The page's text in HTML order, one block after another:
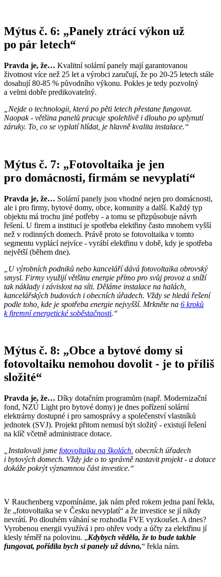
Mýtus č. 6: „Panely ztrácí výkon už
po pár letech“
Pravda je, že… Kvalitní solární panely mají garantovanou
životnost více než 25 let a výrobci zaručují, že po 20-25 letech stále
dosahují 80-85 % původního výkonu. Pokles je tedy pozvolný
a velmi dobře predikovatelný.
„Nejde o technologii, která po pěti letech přestane fungovat.
Naopak - většina panelů pracuje spolehlivě i dlouho po uplynutí
záruky. To, co se vyplatí hlídat, je hlavně kvalita instalace.“
Mýtus č. 7: „Fotovoltaika je jen
pro domácnosti, firmám se nevyplatí“
Pravda je, že… Solární panely jsou vhodné nejen pro domácnosti,
ale i pro firmy, bytové domy, obce, komunity a další. Každý typ
objektu má trochu jiné potřeby - a tomu se přizpůsobuje návrh
řešení. U firem a institucí je spotřeba elektřiny často mnohem vyšší
než v rodinných domech. Právě proto se fotovoltaika v tomto
segmentu vyplácí nejvíce - vyrábí elektřinu v době, kdy je spotřeba
největší (během dne).
„U výrobních podniků nebo kanceláří dává fotovoltaika obrovský
smysl. Firmy využijí většinu energie přímo pro svůj provoz a sníží
tak náklady i závislost na síti. Děláme instalace na halách,
kancelářských budovách i obecních úřadech. Vždy se hledá řešení
podle toho, kde je spotřeba energie nejvyšší. Mrkněte na 6 kroků
k firemní energetické soběstačnosti.“
Mýtus č. 8: „Obce a bytové domy si
fotovoltaiku nemohou dovolit - je to příliš
složité“
Pravda je, že… Díky dotačním programům (např. Modernizační
fond, NZÚ Light pro bytové domy) je dnes pořízení solární
elektrárny dostupné i pro samosprávy a společenství vlastníků
jednotek (SVJ). Projekt přitom nemusí být složitý - existují řešení
na klíč včetně administrace dotace.
„Instalovali jsme fotovoltaiku na školách , obecních úřadech
i bytových domech. Vždy jde o to správně nastavit projekt - a dotace
dokáže pokrýt významnou část investice.“
V Rauchenberg vzpomínáme, jak nám před rokem jedna paní řekla,
že „fotovoltaika se v Česku nevyplatí“ a že investice se jí nikdy
nevrátí. Po dlouhém váhání se rozhodla FVE vyzkoušet. A dnes?
Vyrobenou energii využívá i pro ohřev vody a účty za elektřinu jí
klesly téměř na polovinu. „Kdybych věděla, že to bude takhle
fungovat, pořídila bych si panely už dávno,“ řekla nám.